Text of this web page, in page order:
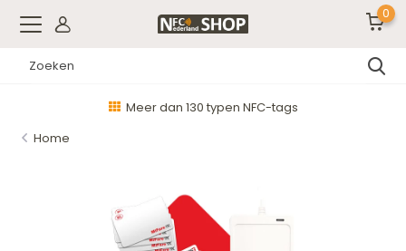
0
Meer dan 130 typen NFC-tags
Home